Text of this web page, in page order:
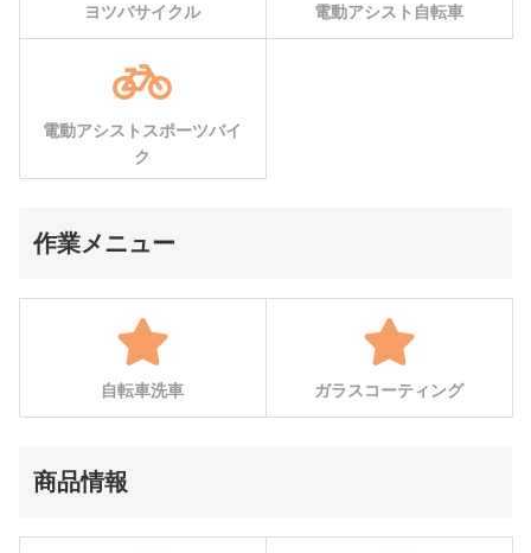
ヨツバサイクル 電動アシスト自転車
電動アシストスポーツバイ
ク
作業メニュー
自転車洗車 ガラスコーティング
商品情報